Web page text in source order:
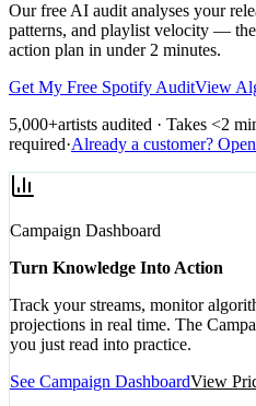
Our free AI audit analyses your
patterns, and playlist velocity —
action plan in under 2 minutes.
Get My Free Spotify AuditView
5,000+artists audited · Takes <2
required·Already a customer?
Campaign Dashboard
Turn Knowledge Into Action
Track your streams, monitor
projections in real time. The
you just read into practice.
See Campaign DashboardView